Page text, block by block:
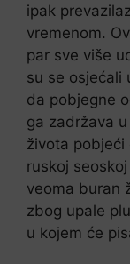
ipak
vremenom.
par sve više
su se osjećali
da pobjegne
ga zadržava
života pobjeći
ruskoj
veoma buran
zbog upale
u kojem će